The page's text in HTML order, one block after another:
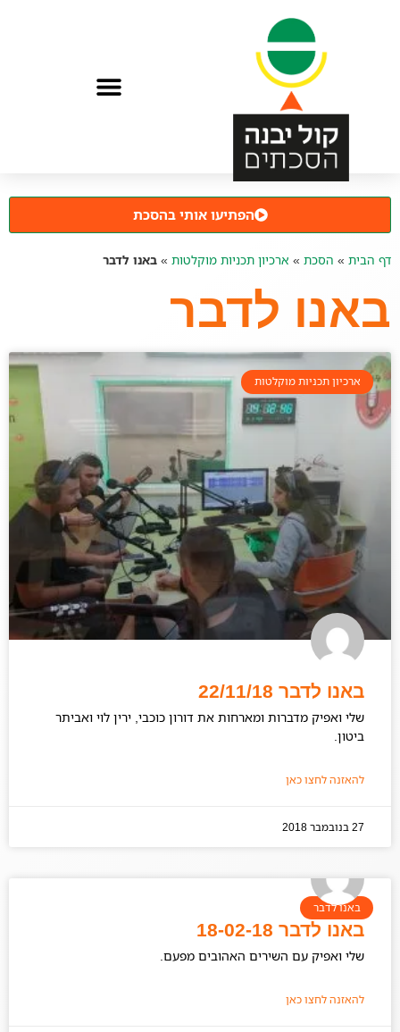
הפתיעו אותי בהסכת
דף הבית » הסכת » ארכיון תכניות מוקלטות » באנו לדבר
באנו לדבר
ארכיון תכניות מוקלטות
באנו לדבר 22/11/18
שלי ואפיק מדברות ומארחות את דורון כוכבי, ירין לוי ואביתר
ביטון.
להאזנה לחצו כאן
27 בנובמבר 2018
באנו לדבר
באנו לדבר 18-02-18
שלי ואפיק עם השירים האהובים מפעם.
להאזנה לחצו כאן